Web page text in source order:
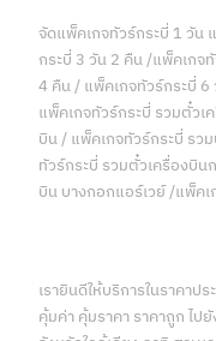
จัดแพ็คเกจทัวร์กระบี่ 1 วัน
กระบี่ 3 วัน 2 คืน /แพ็คเกจ
4 คืน / แพ็คเกจทัวร์กระบี่
แพ็คเกจทัวร์กระบี่ รวมตั๋วเ
บิน / แพ็คเกจทัวร์กระบี่ รว
ทัวร์กระบี่ รวมตั๋วเครื่องบิน
บิน บางกอกแอร์เวย์ /แพ็ค
เรายินดีให้บริการในราคาป
คุ้มค่า คุ้มราคา ราคาถูก ไป